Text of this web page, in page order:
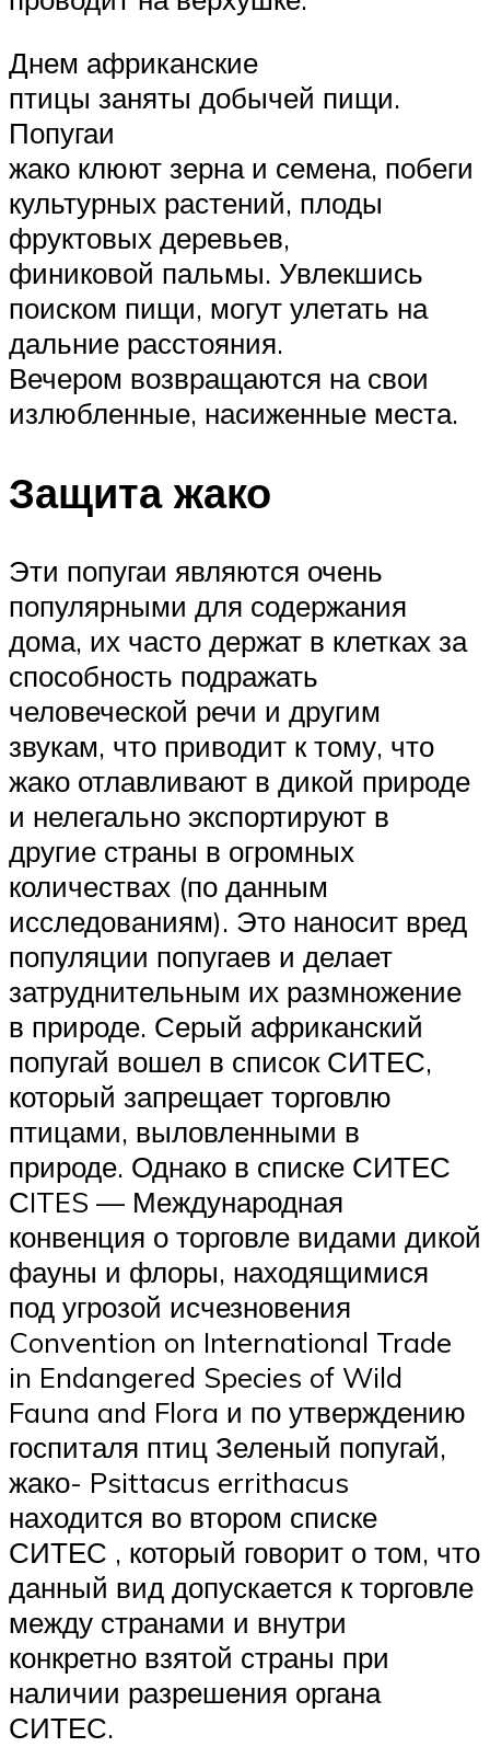
Днем африканские
птицы заняты добычей пищи.
Попугаи
жако клюют зерна и семена, побеги
культурных растений, плоды
фруктовых деревьев,
финиковой пальмы. Увлекшись
поиском пищи, могут улетать на
дальние расстояния.
Вечером возвращаются на свои
излюбленные, насиженные места.
Защита жако
Эти попугаи являются очень
популярными для содержания
дома, их часто держат в клетках за
способность подражать
человеческой речи и другим
звукам, что приводит к тому, что
жако отлавливают в дикой природе
и нелегально экспортируют в
другие страны в огромных
количествах (по данным
исследованиям). Это наносит вред
популяции попугаев и делает
затруднительным их размножение
в природе. Серый африканский
попугай вошел в список СИТЕС,
который запрещает торговлю
птицами, выловленными в
природе. Однако в списке СИТЕС
СITES — Международная
конвенция о торговле видами дикой
фауны и флоры, находящимися
под угрозой исчезновения
Convention on International Trade
in Endangered Species of Wild
Fauna and Flora и по утверждению
госпиталя птиц Зеленый попугай,
жако- Psittacus errithacus
находится во втором списке
СИТЕС , который говорит о том, что
данный вид допускается к торговле
между странами и внутри
конкретно взятой страны при
наличии разрешения органа
СИТЕС.